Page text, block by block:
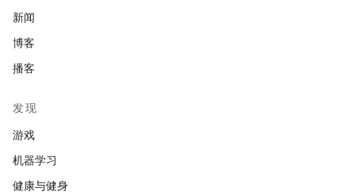
新闻
博客
播客
发现
游戏
机器学习
健康与健身